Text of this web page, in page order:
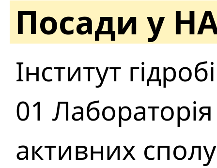
Посади у
Інститут
01
активних